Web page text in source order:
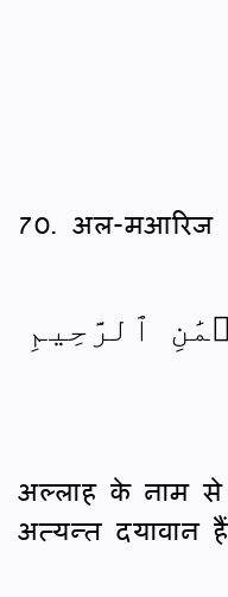
70. अल-मआरिज
ٱلرَّحِيمِ
अल्लाह के नाम से
अत्यन्त दयावान